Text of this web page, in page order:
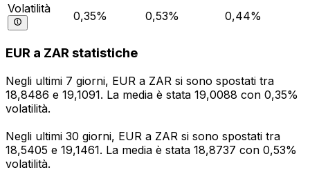
Volatilità
0,35% 0,53% 0,44%
EUR a ZAR statistiche
Negli ultimi 7 giorni, EUR a ZAR si sono spostati tra
18,8486 e 19,1091. La media è stata 19,0088 con 0,35%
volatilità.
Negli ultimi 30 giorni, EUR a ZAR si sono spostati tra
18,5405 e 19,1461. La media è stata 18,8737 con 0,53%
volatilità.